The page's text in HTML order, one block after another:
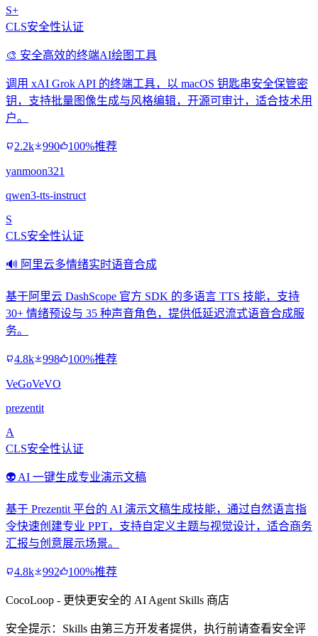
S+
CLS安全性认证
🎨 安全高效的终端AI绘图工具
调用 xAI Grok API 的终端工具，以 macOS 钥匙串安全保管密
钥，支持批量图像生成与风格编辑，开源可审计，适合技术用
户。
2.2k 990 100%推荐
yanmoon321
qwen3-tts-instruct
S
CLS安全性认证
🔊 阿里云多情绪实时语音合成
基于阿里云 DashScope 官方 SDK 的多语言 TTS 技能，支持
30+ 情绪预设与 35 种声音角色，提供低延迟流式语音合成服
务。
4.8k 998 100%推荐
VeGoVeVO
prezentit
A
CLS安全性认证
👽 AI 一键生成专业演示文稿
基于 Prezentit 平台的 AI 演示文稿生成技能，通过自然语言指
令快速创建专业 PPT，支持自定义主题与视觉设计，适合商务
汇报与创意展示场景。
4.8k 992 100%推荐
CocoLoop - 更快更安全的 AI Agent Skills 商店
安全提示：Skills 由第三方开发者提供，执行前请查看安全评